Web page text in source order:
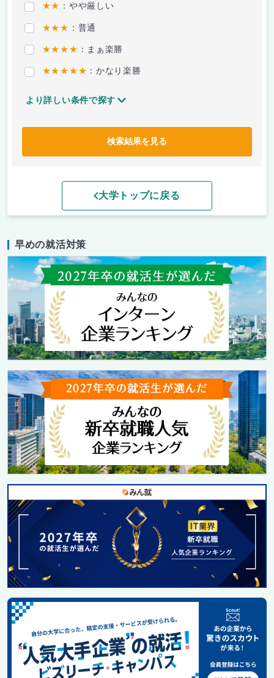
★★ ：やや厳しい
★★★ ：普通
★★★★ ：まぁ楽勝
★★★★★ ：かなり楽勝
より詳しい条件で探す
検索結果を見る
大学トップに戻る
早めの就活対策